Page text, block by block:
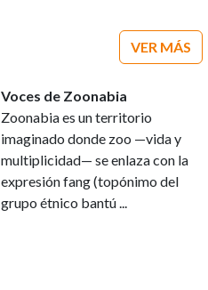
VER MÁS
Voces de Zoonabia
Zoonabia es un territorio
imaginado donde zoo —vida y
multiplicidad— se enlaza con la
expresión fang (topónimo del
grupo étnico bantú ...